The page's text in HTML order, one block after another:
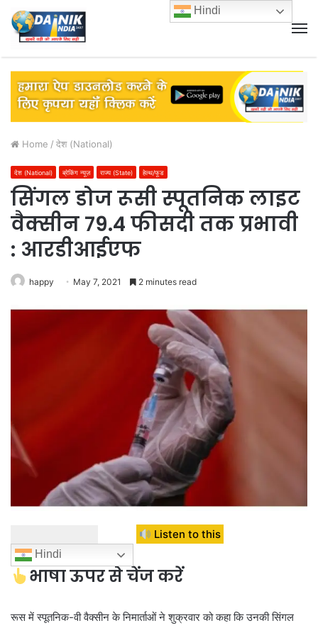
Home / देश (National)
देश (National) ब्रेकिंग न्यूज़ राज्य (State) हेल्थ/फूड
सिंगल डोज रूसी स्पूतनिक लाइट
वैक्सीन 79.4 फीसदी तक प्रभावी
: आरडीआईएफ
happy May 7, 2021 2 minutes read
Listen to this
Hindi
भाषा ऊपर से चेंज करें
रूस में स्पूतनिक-वी वैक्सीन के निमार्ताओं ने शुक्रवार को कहा कि उनकी सिंगल
Hindi